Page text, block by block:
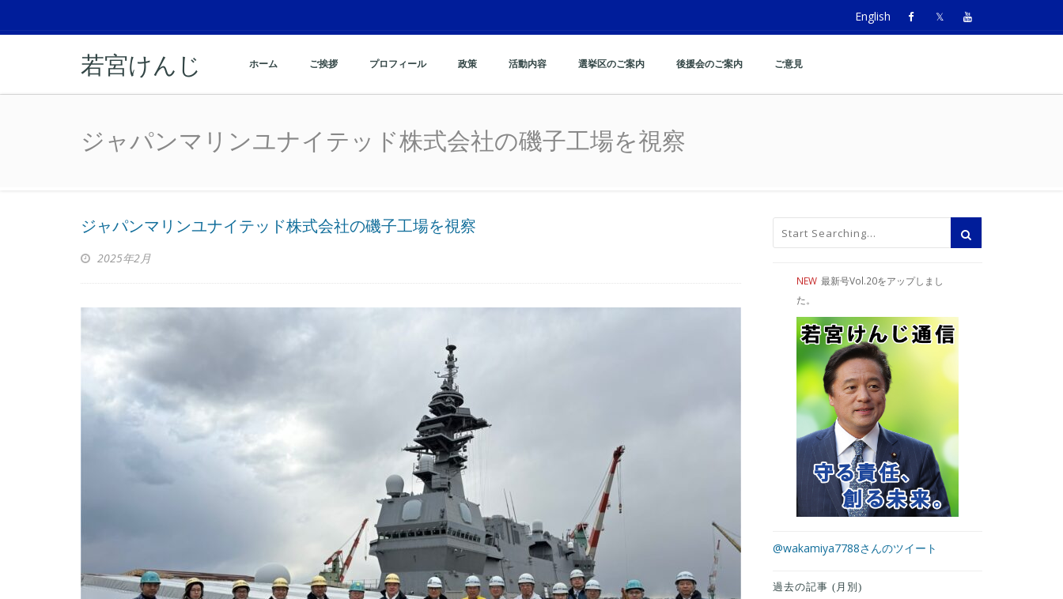
English
若宮けんじ ホーム ご挨拶 プロフィール 政策 活動内容 選挙区のご案内 後援会のご案内 ご意見
ジャパンマリンユナイテッド株式会社の磯子工場を視察
ジャパンマリンユナイテッド株式会社の磯子工場を視察
2025年2月
NEW 最新号Vol.20をアップしまし
た。
@wakamiya7788さんのツイート
過去の記事 (月別)